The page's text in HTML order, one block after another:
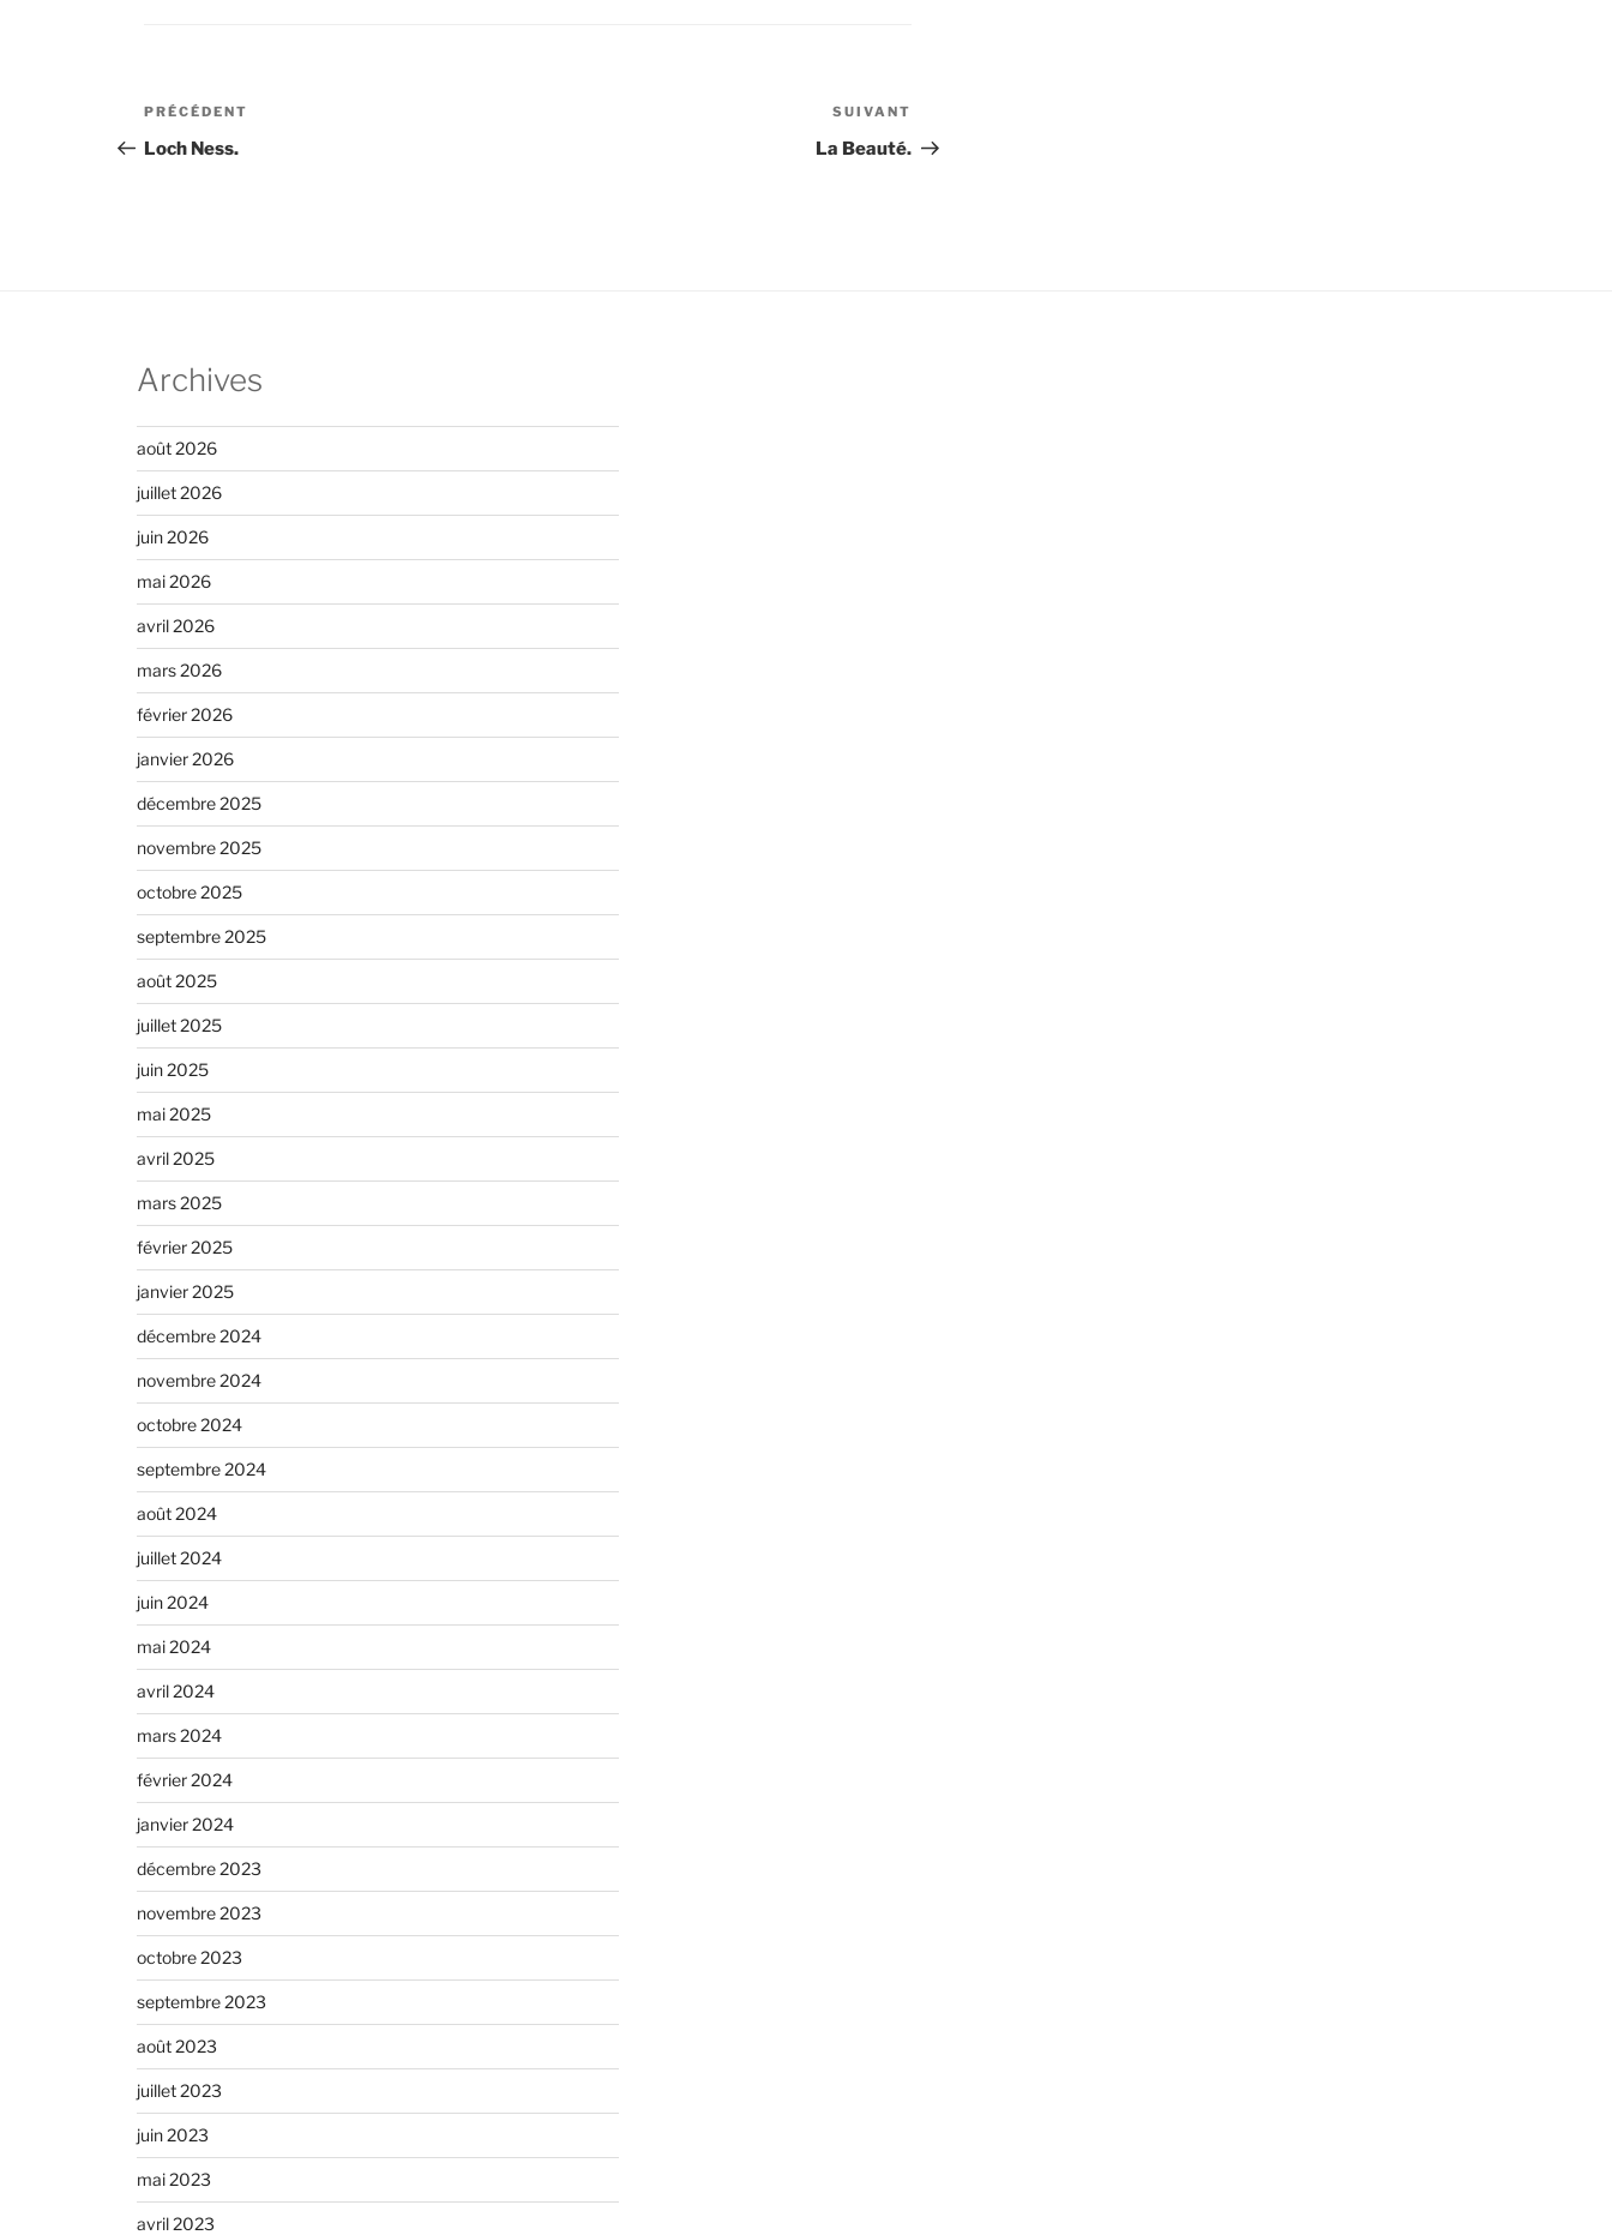
Navigation
de
Article
précédent
PRÉCÉDENT
Loch Ness.
suivant
SUIVANT
La Beauté.
Archives
août 2026
juillet 2026
juin 2026
mai 2026
avril 2026
mars 2026
février 2026
janvier 2026
décembre 2025
novembre 2025
octobre 2025
septembre 2025
août 2025
juillet 2025
juin 2025
mai 2025
avril 2025
mars 2025
février 2025
janvier 2025
décembre 2024
novembre 2024
octobre 2024
septembre 2024
août 2024
juillet 2024
juin 2024
mai 2024
avril 2024
mars 2024
février 2024
janvier 2024
décembre 2023
novembre 2023
octobre 2023
septembre 2023
août 2023
juillet 2023
juin 2023
mai 2023
avril 2023